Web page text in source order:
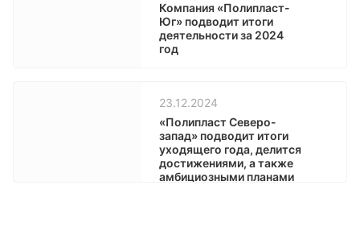
Компания «Полипласт-
Юг» подводит итоги
деятельности за 2024
год
23.12.2024
«Полипласт Северо-
запад» подводит итоги
уходящего года, делится
достижениями, а также
амбициозными планами